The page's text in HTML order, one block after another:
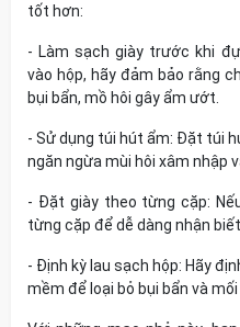
tốt hơn:
- Làm sạch giày trước khi
vào hộp, hãy đảm bảo rằng
bụi bẩn, mồ hôi gây ẩm ướt.
- Sử dụng túi hút ẩm: Đặt túi
ngăn ngừa mùi hôi xâm nhập
- Đặt giày theo từng cặp:
từng cặp để dễ dàng nhận biết
- Định kỳ lau sạch hộp: Hãy
mềm để loại bỏ bụi bẩn và mối